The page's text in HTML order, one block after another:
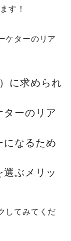
す！
ケターのリア
に求められ
ーのリア
になるため
ぶメリッ
してみてくだ